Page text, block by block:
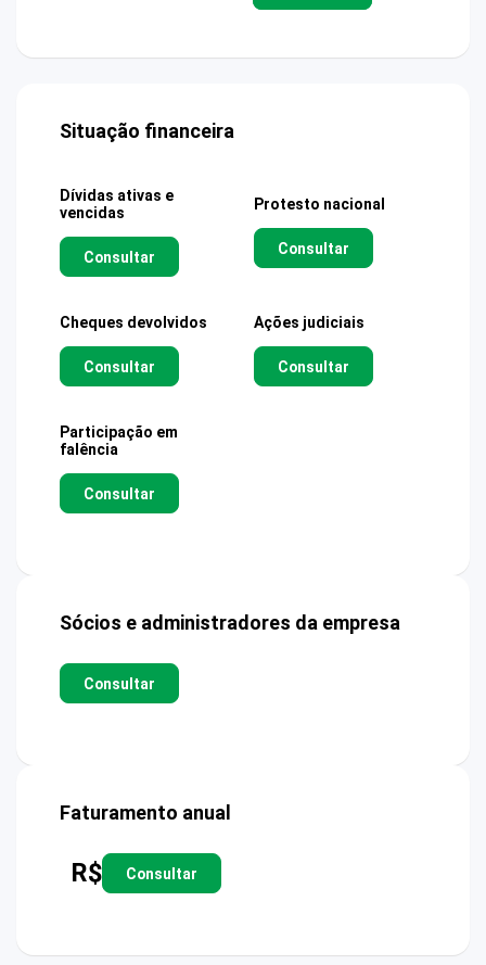
Situação financeira
Dívidas ativas e
vencidas
Consultar
Protesto nacional
Consultar
Cheques devolvidos
Consultar
Ações judiciais
Consultar
Participação em
falência
Consultar
Sócios e administradores da empresa
Consultar
Faturamento anual
R$ Consultar